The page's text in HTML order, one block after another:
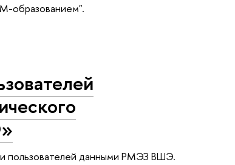
образованием".
пользователей данными РМЭЗ ВШЭ.